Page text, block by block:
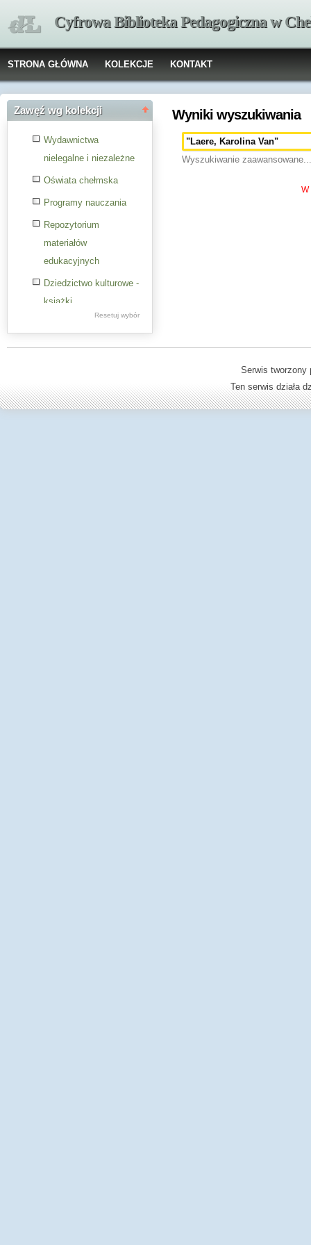
Cyfrowa Biblioteka Pedagogiczna w
STRONA GŁÓWNA KOLEKCJE KONTAKT
Zawęź wg kolekcji
Wydawnictwa
nielegalne i niezależne
Oświata chełmska
Programy nauczania
Repozytorium
materiałów
edukacyjnych
Dziedzictwo kulturowe -
książki
Resetuj wybór
Wyniki wyszukiwania
Wyszukiwanie zaawansowane...
W
Serwis
Ten serwis działa